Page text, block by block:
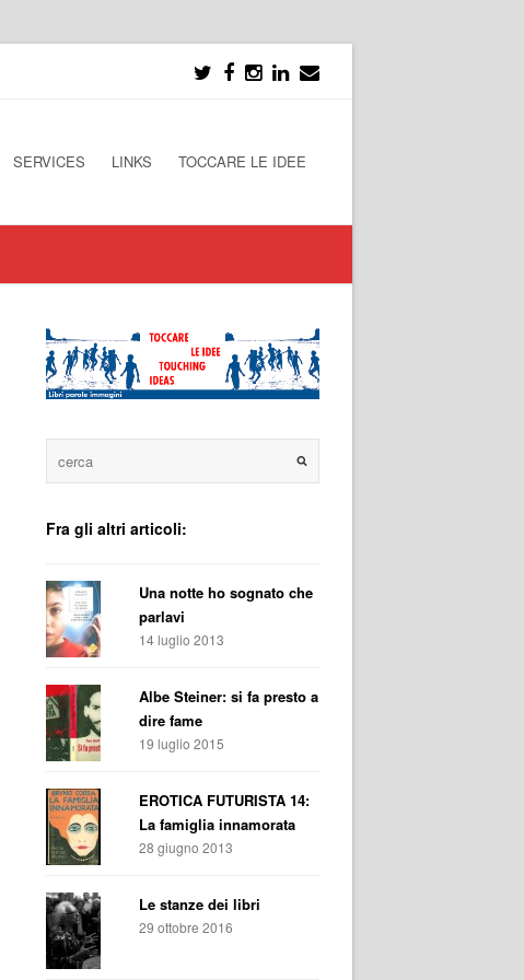
SERVICES LINKS TOCCARE LE IDEE
Fra gli altri articoli:
Una notte ho sognato che
parlavi
14 luglio 2013
Albe Steiner: si fa presto a
dire fame
19 luglio 2015
EROTICA FUTURISTA 14:
La famiglia innamorata
28 giugno 2013
Le stanze dei libri
29 ottobre 2016